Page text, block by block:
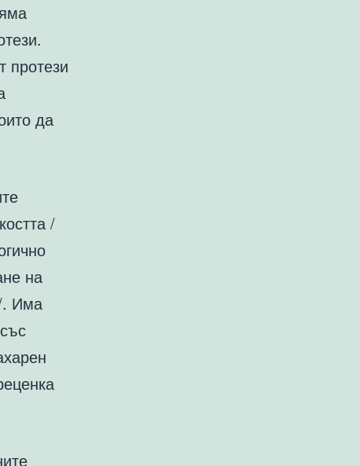
протези
да
/
на
. Има